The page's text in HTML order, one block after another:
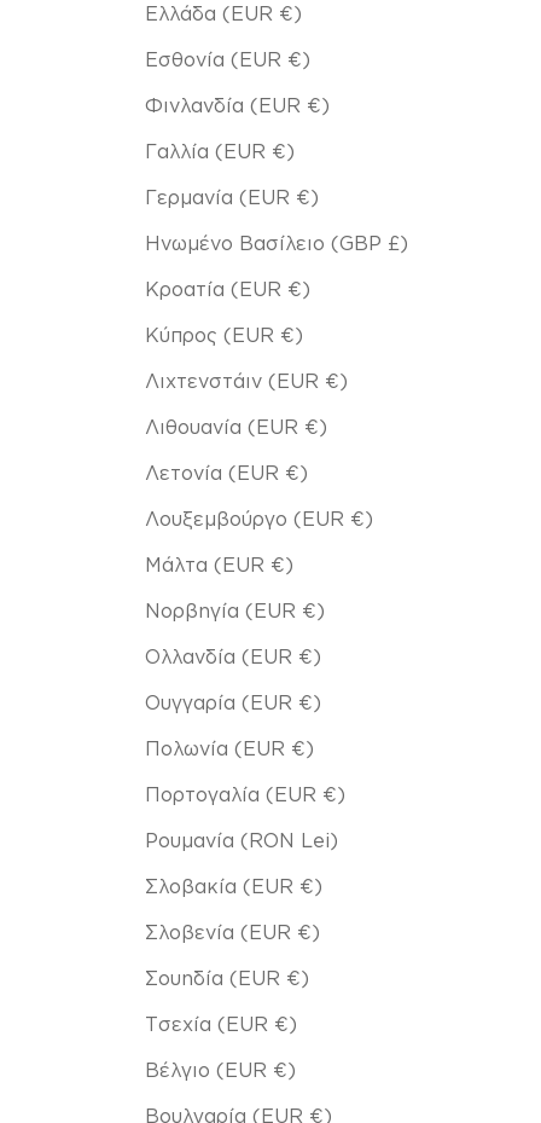
Ελλάδα (EUR €)
Εσθονία (EUR €)
Φινλανδία (EUR €)
Γαλλία (EUR €)
Γερμανία (EUR €)
Ηνωμένο Βασίλειο (GBP £)
Κροατία (EUR €)
Κύπρος (EUR €)
Λιχτενστάιν (EUR €)
Λιθουανία (EUR €)
Λετονία (EUR €)
Λουξεμβούργο (EUR €)
Μάλτα (EUR €)
Νορβηγία (EUR €)
Ολλανδία (EUR €)
Ουγγαρία (EUR €)
Πολωνία (EUR €)
Πορτογαλία (EUR €)
Ρουμανία (RON Lei)
Σλοβακία (EUR €)
Σλοβενία (EUR €)
Σουηδία (EUR €)
Τσεχία (EUR €)
Βέλγιο (EUR €)
Βουλγαρία (EUR €)